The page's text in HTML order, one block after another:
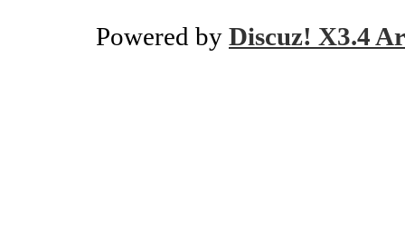
Powered by Discuz! X3.4